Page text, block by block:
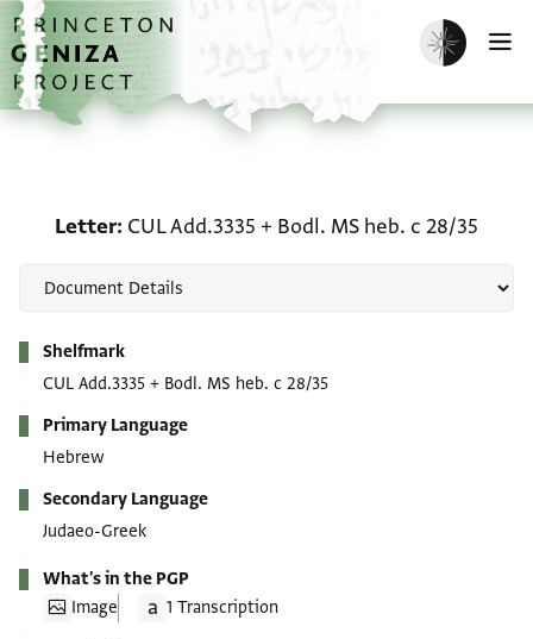
Skip to main content
home
Enable dark
Letter CUL Add.3335 + Bodl. MS heb. c 28/35
Shelfmark
CUL Add.3335 + Bodl. MS heb. c 28/35
Primary Language
Hebrew
Secondary Language
Judaeo-Greek
What's in the PGP
Image
1 Transcription